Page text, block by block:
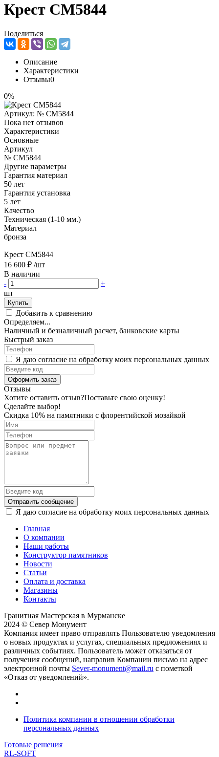
Крест CM5844
Поделиться
Описание
Характеристики
Отзывы0
0%
Артикул: № CM5844
Пока нет отзывов
Характеристики
Основные
Артикул
№ CM5844
Другие параметры
Гарантия материал
50 лет
Гарантия установка
5 лет
Качество
Техническая (1-10 мм.)
Материал
бронза
Крест CM5844
16 600 ₽ /шт
В наличии
-
+
шт
Купить
Добавить к сравнению
Определяем...
Наличный и безналичный расчет, банковские карты
Быстрый заказ
Я даю согласие на обработку моих персональных данных
Оформить заказ
Отзывы
Хотите оставить отзыв?Поставьте свою оценку!
Сделайте выбор!
Скидка 10% на памятники с флорентийской мозайкой
Отправить сообщение
Я даю согласие на обработку моих персональных данных
Главная
О компании
Наши работы
Конструктор памятников
Новости
Статьи
Оплата и доставка
Магазины
Контакты
Гранитная Мастерская в Мурманске
2024 © Север Монумент
Компания имеет право отправлять Пользователю уведомления
о новых продуктах и услугах, специальных предложениях и
различных событиях. Пользователь может отказаться от
получения сообщений, направив Компании письмо на адрес
электронной почты Sever-monument@mail.ru с пометкой
«Отказ от уведомлений».
Политика компании в отношении обработки
персональных данных
Готовые решения
RL-SOFT